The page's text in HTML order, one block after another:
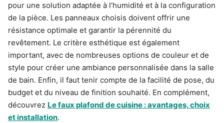
pour une solution adaptée à l’humidité et à la configuration
de la pièce. Les panneaux choisis doivent offrir une
résistance optimale et garantir la pérennité du
revêtement. Le critère esthétique est également
important, avec de nombreuses options de couleur et de
style pour créer une ambiance personnalisée dans la salle
de bain. Enfin, il faut tenir compte de la facilité de pose, du
budget et du niveau de finition souhaité. En complément,
découvrez Le faux plafond de cuisine : avantages, choix
et installation.